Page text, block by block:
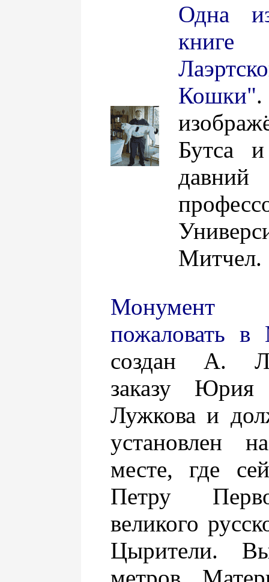
Одна
Кошки"
Бутса
Митчел.
пожаловать в
создан А.
заказу Юрия
Лужкова и
установлен
месте, где
Петру
великого
Цырители.